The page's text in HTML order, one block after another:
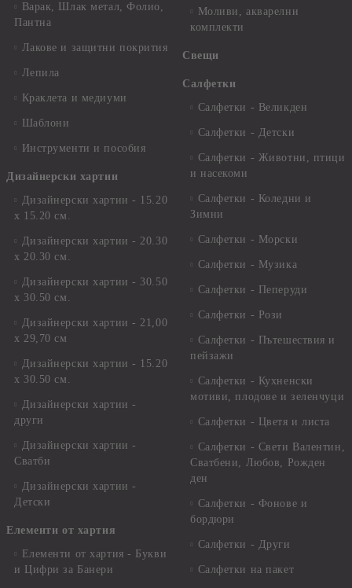
Варак, Шлак метал, Фолио,
Пантна
Лакове и защитни покрития
Лепила
Краклета и медиуми
Шаблони
Инструменти и пособия
Дизайнерски хартии
Дизайнерски хартии - 15.20
х 15.20 см.
Дизайнерски хартии - 20.30
х 20.30 см.
Дизайнерски хартии - 30.50
х 30.50 см.
Дизайнерски хартии - 21,00
х 29,70 см
Дизайнерски хартии - 15.20
x 30.50 см.
Дизайнерски хартии -
други
Дизайнерски хартии -
Сватби
Дизайнерски хартии -
Детски
Елементи от хартия
Елементи от хартия - Букви
и Цифри за Банери
Моливи, акварелни
комплекти
Свещи
Салфетки
Салфетки - Великден
Салфетки - Детски
Салфетки - Животни, птици
и насекоми
Салфетки - Коледни и
Зимни
Салфетки - Морски
Салфетки - Музика
Салфетки - Пеперуди
Салфетки - Рози
Салфетки - Пътешествия и
пейзажи
Салфетки - Кухненски
мотиви, плодове и зеленчуци
Салфетки - Цветя и листа
Салфетки - Свети Валентин,
Сватбени, Любов, Рожден
ден
Салфетки - Фонове и
бордюри
Салфетки - Други
Салфетки на пакет